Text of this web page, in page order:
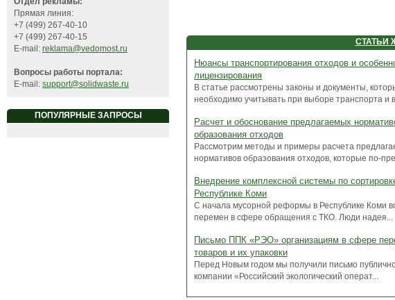
Прямая линия:
+7 (499) 267-40-10
+7 (499) 267-40-15
E-mail: reklama@vedomost.ru
Вопросы работы портала:
E-mail: support@solidwaste.ru
ПОПУЛЯРНЫЕ ЗАПРОСЫ
СТАТЬИ
Нюансы транспортирования отходов и
лицензирования
В статье рассмотрены законы и документы,
необходимо учитывать при выборе транспорта и
Расчет и обоснование предлагаемых
образования отходов
Рассмотрим методы и примеры расчета
нормативов образования отходов, которые по-
Внедрение комплексной системы по
Республике Коми
С начала мусорной реформы в Республике Коми
перемен в сфере обращения с ТКО. Люди надея...
Письмо ППК «РЭО» организациям в сфере
товаров и их упаковки
Перед Новым годом мы получили письмо
компании «Российский экологический операт...